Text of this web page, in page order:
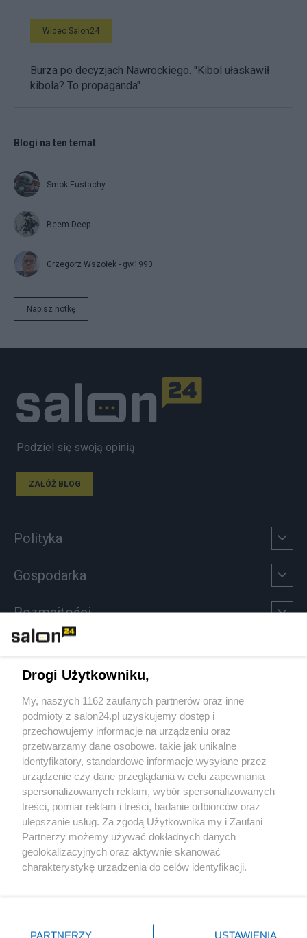
Wideo Salon24
Burza po decyzjach Nawrockiego. "Kibol ułaskawił
kibola? To propaganda"
Blogi na ten temat
Smok Eustachy
Beem.Deep
Grzegorz Wszołek - gw1990
Napisz notkę
Podziel się swoją opinią
ZAŁÓŻ BLOG
Polityka
Gospodarka
Rozmaitości
Sport
Społeczeństwo
Kultura
X Facebook Instagram Youtube
Drogi Użytkowniku,
My, naszych 1162 zaufanych partnerów oraz inne
podmioty z salon24.pl uzyskujemy dostęp i
przechowujemy informacje na urządzeniu oraz
przetwarzamy dane osobowe, takie jak unikalne
identyfikatory, standardowe informacje wysyłane przez
urządzenie czy dane przeglądania w celu zapewniania
spersonalizowanych reklam, wybór spersonalizowanych
treści, pomiar reklam i treści, badanie odbiorców oraz
ulepszanie usług. Za zgodą Użytkownika my i Zaufani
Partnerzy możemy używać dokładnych danych
geolokalizacyjnych oraz aktywnie skanować
charakterystykę urządzenia do celów identyfikacji.
zmienić/wycofać klikając przycisk ustawień prywatności
PARTNERZY USTAWIENIA